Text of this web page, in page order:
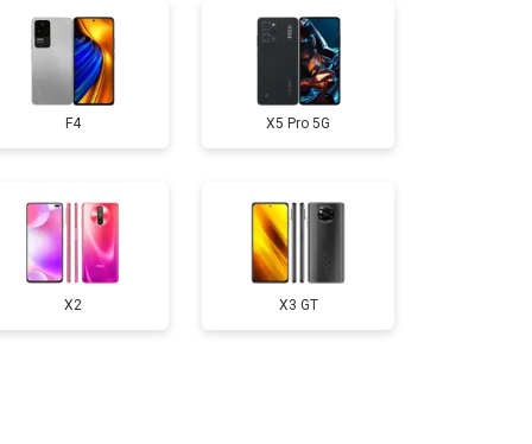
₽ Узнать
Узнать
₽ Узнать
F4 X5 Pro 5G
X2 X3 GT